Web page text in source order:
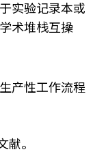
实验记录本或
术堆栈互操
产性工作流程
献。